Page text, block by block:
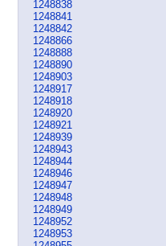
1248838
1248841
1248842
1248866
1248888
1248890
1248903
1248917
1248918
1248920
1248921
1248939
1248943
1248944
1248946
1248947
1248948
1248949
1248952
1248953